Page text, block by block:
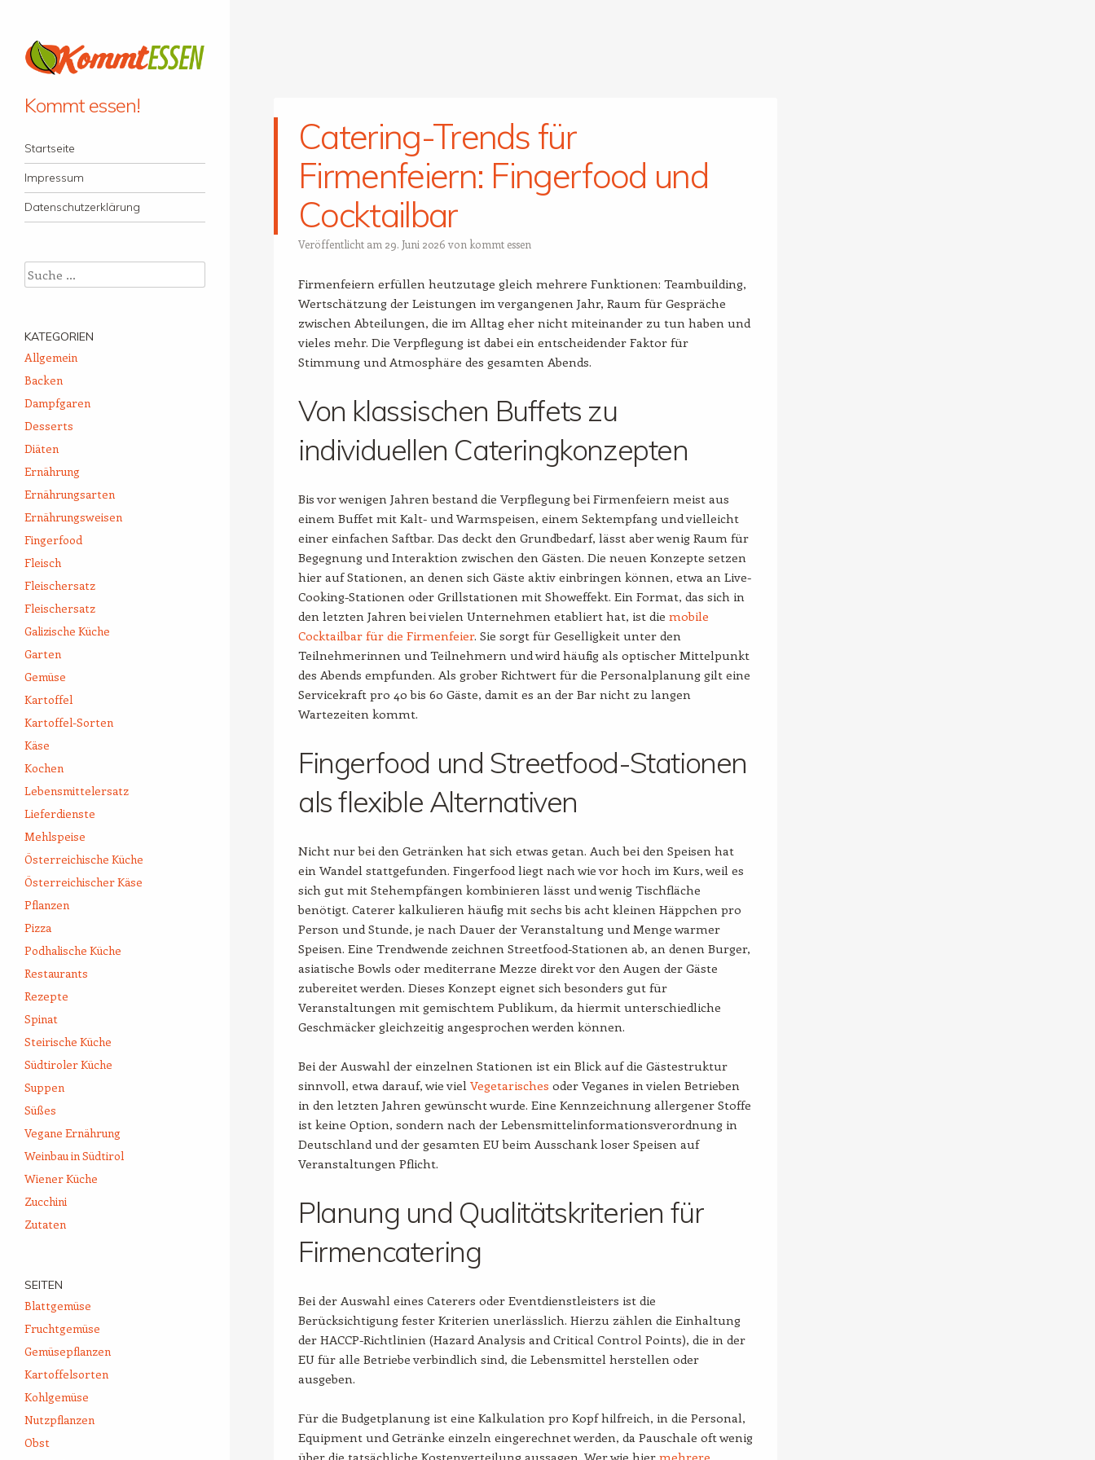
Kommt essen!
Menü
Zum Inhalt springen
Startseite
Impressum
Datenschutzerklärung
Catering-Trends für
Firmenfeiern: Fingerfood und
Cocktailbar
Veröffentlicht am 29. Juni 2026 von kommt essen
Firmenfeiern erfüllen heutzutage gleich mehrere Funktionen: Teambuilding,
Wertschätzung der Leistungen im vergangenen Jahr, Raum für Gespräche
zwischen Abteilungen, die im Alltag eher nicht miteinander zu tun haben und
vieles mehr. Die Verpflegung ist dabei ein entscheidender Faktor für
Stimmung und Atmosphäre des gesamten Abends.
Von klassischen Buffets zu
individuellen Cateringkonzepten
Bis vor wenigen Jahren bestand die Verpflegung bei Firmenfeiern meist aus
einem Buffet mit Kalt- und Warmspeisen, einem Sektempfang und vielleicht
einer einfachen Saftbar. Das deckt den Grundbedarf, lässt aber wenig Raum für
Begegnung und Interaktion zwischen den Gästen. Die neuen Konzepte setzen
hier auf Stationen, an denen sich Gäste aktiv einbringen können, etwa an Live-
Cooking-Stationen oder Grillstationen mit Showeffekt. Ein Format, das sich in
den letzten Jahren bei vielen Unternehmen etabliert hat, ist die mobile
Cocktailbar für die Firmenfeier. Sie sorgt für Geselligkeit unter den
Teilnehmerinnen und Teilnehmern und wird häufig als optischer Mittelpunkt
des Abends empfunden. Als grober Richtwert für die Personalplanung gilt eine
Servicekraft pro 40 bis 60 Gäste, damit es an der Bar nicht zu langen
Wartezeiten kommt.
Fingerfood und Streetfood-Stationen
als flexible Alternativen
Nicht nur bei den Getränken hat sich etwas getan. Auch bei den Speisen hat
ein Wandel stattgefunden. Fingerfood liegt nach wie vor hoch im Kurs, weil es
sich gut mit Stehempfängen kombinieren lässt und wenig Tischfläche
benötigt. Caterer kalkulieren häufig mit sechs bis acht kleinen Häppchen pro
Person und Stunde, je nach Dauer der Veranstaltung und Menge warmer
Speisen. Eine Trendwende zeichnen Streetfood-Stationen ab, an denen Burger,
asiatische Bowls oder mediterrane Mezze direkt vor den Augen der Gäste
zubereitet werden. Dieses Konzept eignet sich besonders gut für
Veranstaltungen mit gemischtem Publikum, da hiermit unterschiedliche
Geschmäcker gleichzeitig angesprochen werden können.
Bei der Auswahl der einzelnen Stationen ist ein Blick auf die Gästestruktur
sinnvoll, etwa darauf, wie viel Vegetarisches oder Veganes in vielen Betrieben
in den letzten Jahren gewünscht wurde. Eine Kennzeichnung allergener Stoffe
ist keine Option, sondern nach der Lebensmittelinformationsverordnung in
Deutschland und der gesamten EU beim Ausschank loser Speisen auf
Veranstaltungen Pflicht.
Planung und Qualitätskriterien für
Firmencatering
Bei der Auswahl eines Caterers oder Eventdienstleisters ist die
Berücksichtigung fester Kriterien unerlässlich. Hierzu zählen die Einhaltung
der HACCP-Richtlinien (Hazard Analysis and Critical Control Points), die in der
EU für alle Betriebe verbindlich sind, die Lebensmittel herstellen oder
ausgeben.
Für die Budgetplanung ist eine Kalkulation pro Kopf hilfreich, in die Personal,
Equipment und Getränke einzeln eingerechnet werden, da Pauschale oft wenig
über die tatsächliche Kostenverteilung aussagen. Wer wie hier mehrere
Suche
KATEGORIEN
Allgemein
Backen
Dampfgaren
Desserts
Diäten
Ernährung
Ernährungsarten
Ernährungsweisen
Fingerfood
Fleisch
Fleischersatz
Fleischersatz
Galizische Küche
Garten
Gemüse
Kartoffel
Kartoffel-Sorten
Käse
Kochen
Lebensmittelersatz
Lieferdienste
Mehlspeise
Österreichische Küche
Österreichischer Käse
Pflanzen
Pizza
Podhalische Küche
Restaurants
Rezepte
Spinat
Steirische Küche
Südtiroler Küche
Suppen
Süßes
Vegane Ernährung
Weinbau in Südtirol
Wiener Küche
Zucchini
Zutaten
SEITEN
Blattgemüse
Fruchtgemüse
Gemüsepflanzen
Kartoffelsorten
Kohlgemüse
Nutzpflanzen
Obst